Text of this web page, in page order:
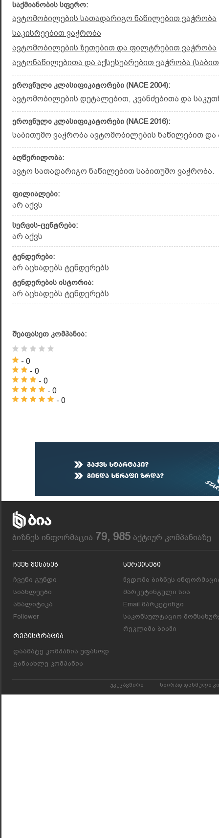
საქმიანობის სფერო:
ავტომობილების სათადარიგო ნაწილებით ვაჭრობა
საკისრეებით ვაჭრობა
ავტომობილების ზეთებით და ფილტრებით ვაჭრობა
ავტონაწილებითა და აქსესუარებით ვაჭრობა
ეროვნული კლასიფიკატორები (NACE 2004):
ავტომობილების დეტალებით, კვანძებითა და
ეროვნული კლასიფიკატორები (NACE 2016):
საბითუმო ვაჭ­რობა ავტომობილების ნაწილებით და
აღწერილობა:
ავტო სათადარიგო ნაწილებით საბითუმო ვაჭრობა.
ფილიალები:
არ აქვს
სერვის-ცენტრები:
არ აქვს
ტენდერები:
არ აცხადებს ტენდერებს
ტენდერების ისტორია:
არ აცხადებს ტენდერებს
შეაფასეთ კომპანია:
- 0
- 0
- 0
- 0
- 0
ბიზნეს ინფორმაცია 79, 985 აქტიურ კომპანიაზე
Ჩვენ Შესახებ
ჩვენი გუნდი
სიახლეები
ანალიტიკა
Follower
Რეგისტრაცია
დაამატე კომპანია უფასოდ
განაახლე კომპანია
Სერვისები
წვდომა ბიზნეს
მარკეტინგული სია
Email მარკეტინგი
საკონსულტაციო
რეკლამა ბიაში
უკუკავშირი ხშირად დასმული